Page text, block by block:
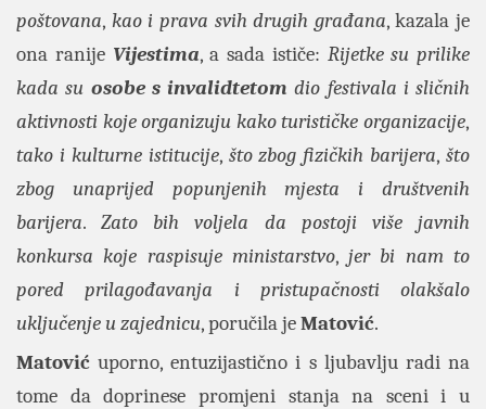
poštovana, kao i prava svih drugih građana, kazala je
ona ranije Vijestima, a sada ističe: Rijetke su prilike
kada su osobe s invalidtetom dio festivala i sličnih
aktivnosti koje organizuju kako turističke organizacije,
tako i kulturne istitucije, što zbog fizičkih barijera, što
zbog unaprijed popunjenih mjesta i društvenih
barijera.Zato bih voljela da postoji više javnih
konkursa koje raspisuje ministarstvo, jer bi nam to
pored prilagođavanja i pristupačnosti olakšalo
uključenje u zajednicu, poručila jeMatović.
Matović uporno, entuzijastično i s ljubavlju radi na
tome da doprinese promjeni stanja na sceni i u